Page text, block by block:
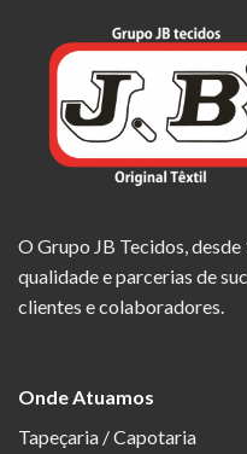
O Grupo JB Tecidos,
qualidade e parcerias de
clientes e colaboradores.
Onde Atuamos
Tapeçaria / Capotaria